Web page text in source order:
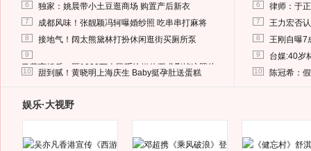
6 独家：姚晨带小土豆逛商场 购置产后新衣
7 成都风味！张靓颖冯轲曝婚纱照 吃串串打麻将
8 接地气！阔太熊黛林打扮休闲逛街买厕所泵
9
马蓉离婚后，砸1000万人民币给媒体要求删掉这照片
10 甜到腻！黄晓明上海庆生 Baby挺孕肚送蛋糕
6 律师：于
7 王力宏否
8 王刚自曝7
9 台媒:40岁
10 陈冠希：
娱乐·大视野